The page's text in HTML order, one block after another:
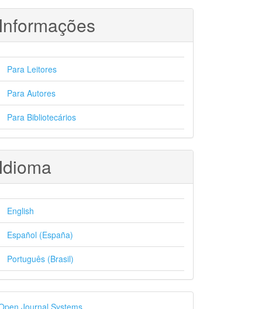
Para Leitores
Para Autores
Para Bibliotecários
English
Español (España)
Português (Brasil)
Journal Systems